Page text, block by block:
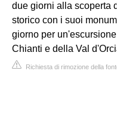
due giorni alla scoperta
storico con i suoi
giorno per
Chianti e della Val
Richiesta di rimozione della